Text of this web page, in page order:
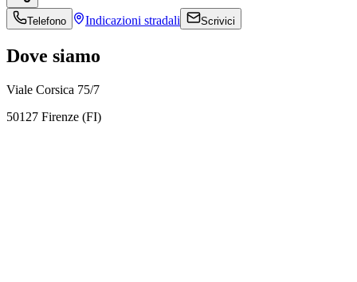
Telefono Indicazioni stradali Scrivici
Dove siamo
Viale Corsica 75/7
50127 Firenze (FI)